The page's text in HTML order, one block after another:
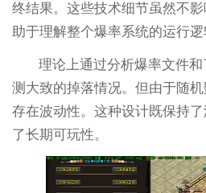
终结果。这些技术细节虽然不
助于理解整个爆率系统的运行逻
理论上通过分析爆率文件
测大致的掉落情况。但由于随
存在波动性。这种设计既保持
了长期可玩性。